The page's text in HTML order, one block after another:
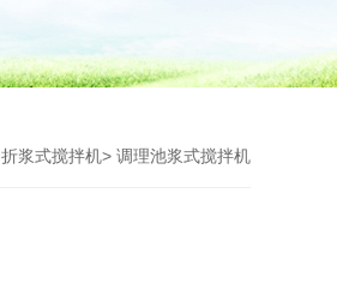
折浆式搅拌机> 调理池浆式搅拌机